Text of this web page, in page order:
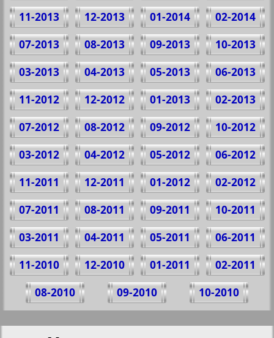
02-2014
01-2014
12-2013
11-2013
10-2013
09-2013
08-2013
07-2013
06-2013
05-2013
04-2013
03-2013
02-2013
01-2013
12-2012
11-2012
10-2012
09-2012
08-2012
07-2012
06-2012
05-2012
04-2012
03-2012
02-2012
01-2012
12-2011
11-2011
10-2011
09-2011
08-2011
07-2011
06-2011
05-2011
04-2011
03-2011
02-2011
01-2011
12-2010
11-2010
10-2010
09-2010
08-2010